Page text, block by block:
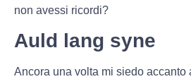
non avessi ricordi?
Auld lang syne
Ancora una volta mi siedo accanto